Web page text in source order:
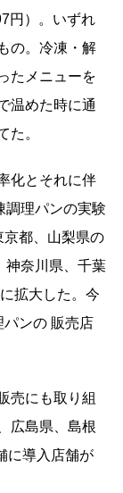
円）。いずれ
の。冷凍・解
たメニューを
温めた時に通
た。
化とそれに伴
調理パンの実験
都、山梨県の
神奈川県、千葉
拡大した。今
パンの 販売店
売にも取り組
広島県、島根
に導入店舗が